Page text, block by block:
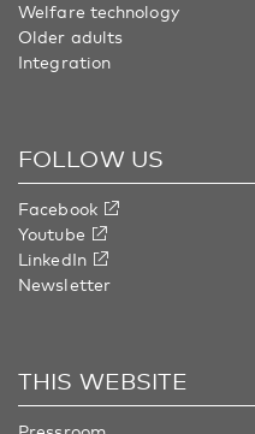
Welfare technology
Older adults
Integration
FOLLOW US
Facebook
Youtube
LinkedIn
Newsletter
THIS WEBSITE